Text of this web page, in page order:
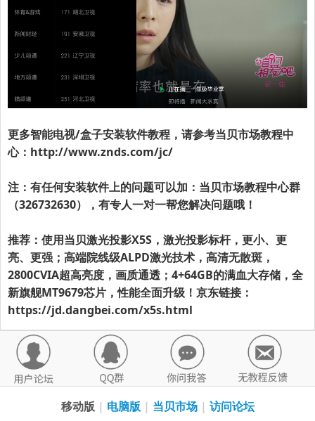
更多智能电视/盒子安装软件教程，请参考当贝市场教程中
心： http://www.znds.com/jc/
注：有任何安装软件上的问题可以加：当贝市场教程中心群
（326732630），有专人一对一帮您解决问题哦！
推荐：使用当贝激光投影X5S，激光投影标杆，更小、更
亮、更强；高端院线级ALPD激光技术，高清无散斑，
2800CVIA超高亮度，画质通透；4+64GB的满血大存储，全
新旗舰MT9679芯片，性能全面升级！京东链接：
https://jd.dangbei.com/x5s.html
移动版 | 电脑版 | 当贝市场 | 访问论坛